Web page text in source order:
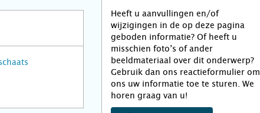
Heeft u aanvullingen en/of
wijzigingen in de op deze pagina
geboden informatie? Of heeft u
misschien foto’s of ander
beeldmateriaal over dit onderwerp?
Gebruik dan ons reactieformulier om
ons uw informatie toe te sturen. We
horen graag van u!